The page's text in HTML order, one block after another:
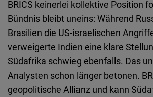
BRICS keinerlei kollektive Position
Bündnis bleibt uneins: Während
Brasilien die US-israelischen
verweigerte Indien eine klare
Südafrika schwieg ebenfalls. Das
Analysten schon länger betonen.
geopolitische Allianz und kann